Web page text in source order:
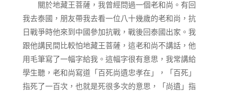
關於地藏王菩薩，我曾經問過一個老和尚。有回
我去泰國，朋友帶我去看一位八十幾歲的老和尚，抗
日戰爭時他來到中國參加抗戰，戰後回泰國出家。我
跟他講民間比較怕地藏王菩薩，這老和尚不講話，他
用毛筆寫了一幅字給我。這幅字很有意思，我常講給
學生聽，老和尚寫道「百死尚遺忠孝在」，「百死」
指死了一百次，也就是死很多次的意思，「尚遺」指